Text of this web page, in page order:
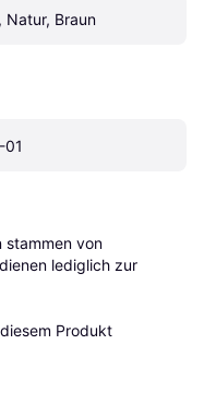
Natur, Braun
stammen von
lediglich zur
Produkt